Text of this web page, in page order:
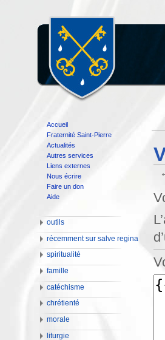
Accueil
Fraternité Saint-Pierre
Actualités
Autres services
Liens externes
Nous écrire
Faire un don
Aide
outils
récemment sur salve regina
spiritualité
famille
catéchisme
chrétienté
morale
liturgie